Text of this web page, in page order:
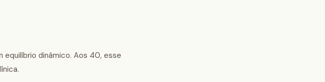
dinâmico. Aos 40, esse